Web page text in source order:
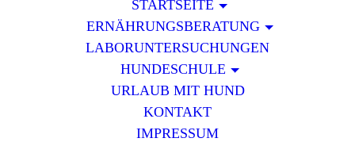
STARTSEITE
ERNÄHRUNGSBERATUNG
LABORUNTERSUCHUNGEN
HUNDESCHULE
URLAUB MIT HUND
KONTAKT
IMPRESSUM